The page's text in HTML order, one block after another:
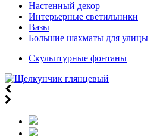
Настенный декор
Интерьерные светильники
Вазы
Большие шахматы для улицы
Скульптурные фонтаны